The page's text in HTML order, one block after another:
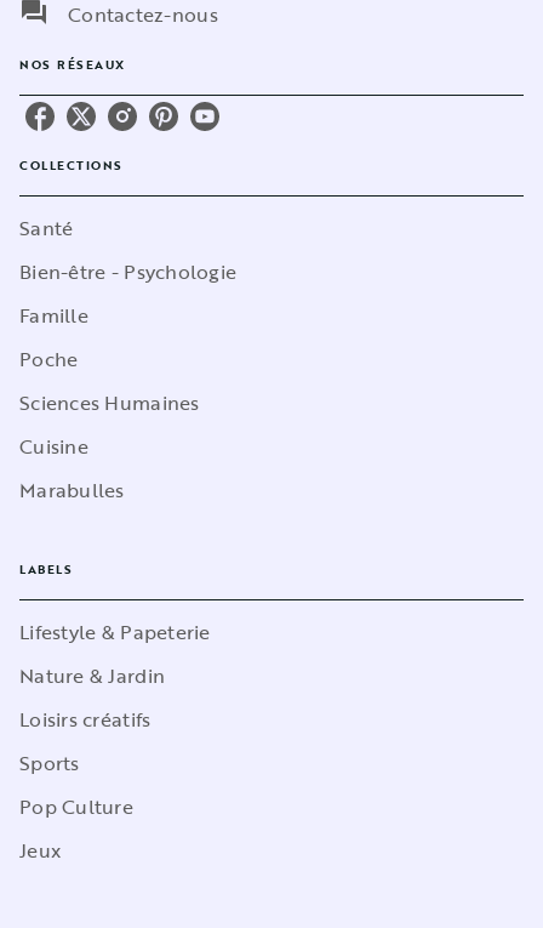
question_answer
Contactez-nous
NOS RÉSEAUX
COLLECTIONS
Santé
Bien-être - Psychologie
Famille
Poche
Sciences Humaines
Cuisine
Marabulles
LABELS
Lifestyle & Papeterie
Nature & Jardin
Loisirs créatifs
Sports
Pop Culture
Jeux